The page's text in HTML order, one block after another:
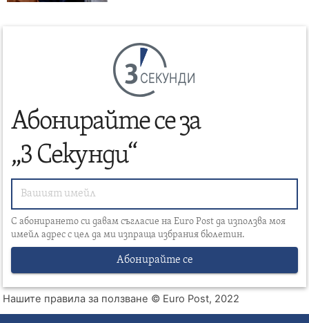
СЕКУНДИ
Абонирайте се за
„3 Секунди“
С абонирането си давам съгласие на Euro Post да използва моя
имейл адрес с цел да ми изпраща избрания бюлетин.
Абонирайте се
Нашите правила за ползване © Euro Post, 2022